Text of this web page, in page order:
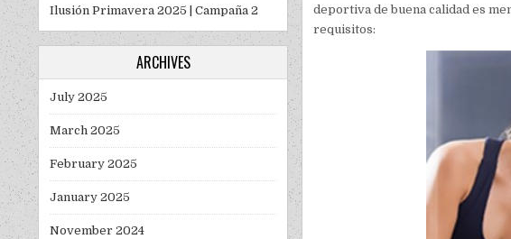
deportiva de buena calidad es
requisitos:
Ilusión Primavera 2025 | Campaña 2
ARCHIVES
July 2025
March 2025
February 2025
January 2025
November 2024